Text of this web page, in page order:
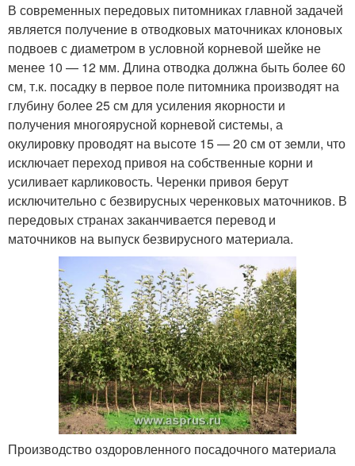
В современных передовых питомниках главной задачей
является получение в отводковых маточниках клоновых
подвоев с диаметром в условной корневой шейке не
менее 10 — 12 мм. Длина отводка должна быть более 60
см, т.к. посадку в первое поле питомника производят на
глубину более 25 см для усиления якорности и
получения многоярусной корневой системы, а
окулировку проводят на высоте 15 — 20 см от земли, что
исключает переход привоя на собственные корни и
усиливает карликовость. Черенки привоя берут
исключительно с безвирусных черенковых маточников. В
передовых странах заканчивается перевод и
маточников на выпуск безвирусного материала.
Производство оздоровленного посадочного материала